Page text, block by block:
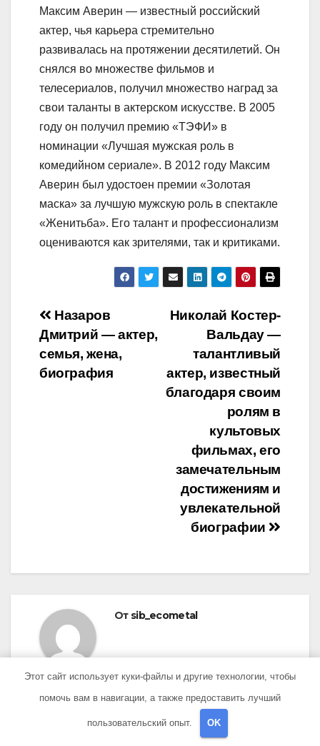
Максим Аверин — известный российский
актер, чья карьера стремительно
развивалась на протяжении десятилетий. Он
снялся во множестве фильмов и
телесериалов, получил множество наград за
свои таланты в актерском искусстве. В 2005
году он получил премию «ТЭФИ» в
номинации «Лучшая мужская роль в
комедийном сериале». В 2012 году Максим
Аверин был удостоен премии «Золотая
маска» за лучшую мужскую роль в спектакле
«Женитьба». Его талант и профессионализм
оцениваются как зрителями, так и критиками.
Навигация
по
записям
Николай Костер-
Вальдау —
талантливый
актер, известный
благодаря своим
ролям в
культовых
фильмах, его
замечательным
достижениям и
увлекательной
биографии
Назаров
Дмитрий — актер,
семья, жена,
биография
От sib_ecometal
Этот сайт использует куки-файлы и другие технологии, чтобы
помочь вам в навигации, а также предоставить лучший
пользовательский опыт. OK